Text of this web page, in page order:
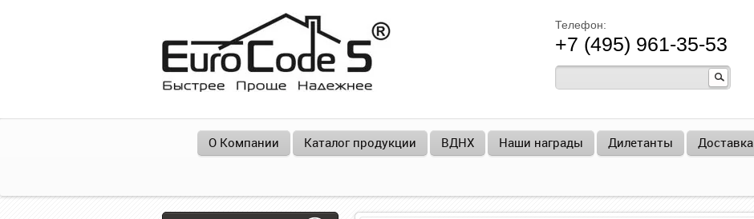
Телефон:
+7 (495) 961-35-53
О Компании Каталог продукции ВДНХ Наши награды Дилетанты Доставка